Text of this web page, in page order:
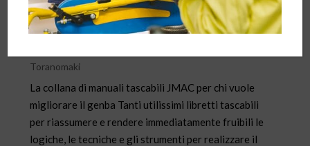
Toranomaki®: il “rotolo della
tigre”
Toranomaki
La collana di manuali tascabili JMAC per chi vuole
migliorare il genba Tanti utilissimi libretti tascabili
per riassumere e rendere immediatamente fruibili le
logiche, le tecniche e gli strumenti per realizzare il